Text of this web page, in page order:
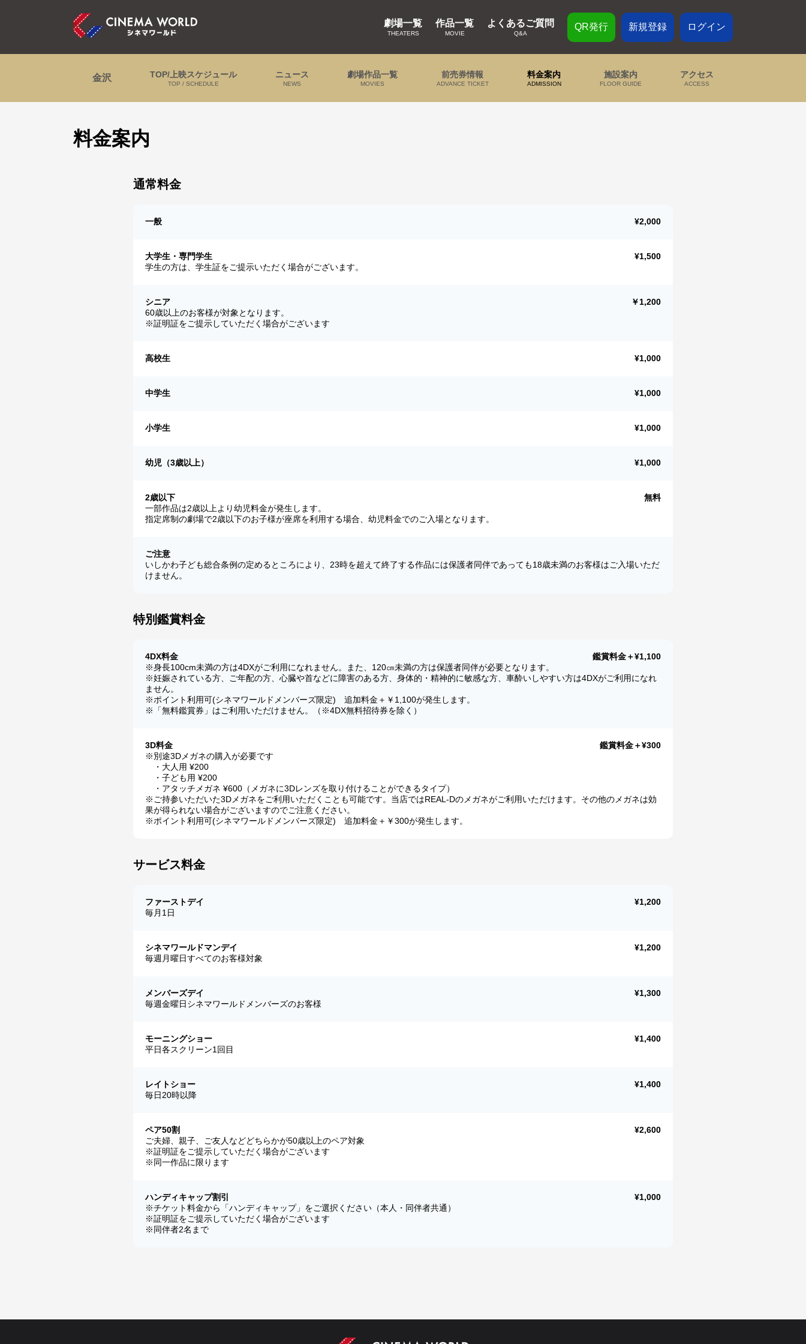
劇場一覧
THEATERS
作品一覧
MOVIE
よくあるご質問
Q&A
QR発行 新規登録 ログイン
金沢 TOP/上映スケジュール
TOP / SCHEDULE
ニュース
NEWS
劇場作品一覧
MOVIES
前売券情報
ADVANCE TICKET
料金案内
ADMISSION
施設案内
FLOOR GUIDE
アクセス
ACCESS
料金案内
通常料金
一般 ¥2,000
大学生・専門学生
¥1,500
学生の方は、学生証をご提示いただく場合がございます。
シニア
￥1,200
60歳以上のお客様が対象となります。
※証明証をご提示していただく場合がございます
高校生 ¥1,000
中学生 ¥1,000
小学生 ¥1,000
幼児（3歳以上） ¥1,000
2歳以下
無料
一部作品は2歳以上より幼児料金が発生します。
指定席制の劇場で2歳以下のお子様が座席を利用する場合、幼児料金でのご入場となります。
ご注意
いしかわ子ども総合条例の定めるところにより、23時を超えて終了する作品には保護者同伴であっても18歳未満のお客様はご入場いただ
けません。
特別鑑賞料金
4DX料金
鑑賞料金＋¥1,100
※身長100cm未満の方は4DXがご利用になれません。また、120㎝未満の方は保護者同伴が必要となります。
※妊娠されている方、ご年配の方、心臓や首などに障害のある方、身体的・精神的に敏感な方、車酔いしやすい方は4DXがご利用になれ
ません。
※ポイント利用可(シネマワールドメンバーズ限定) 追加料金＋￥1,100が発生します。
※「無料鑑賞券」はご利用いただけません。（※4DX無料招待券を除く）
3D料金
鑑賞料金＋¥300
※別途3Dメガネの購入が必要です
・大人用 ¥200
・子ども用 ¥200
・アタッチメガネ ¥600（メガネに3Dレンズを取り付けることができるタイプ）
※ご持参いただいた3Dメガネをご利用いただくことも可能です。当店ではREAL-Dのメガネがご利用いただけます。その他のメガネは効
果が得られない場合がございますのでご注意ください。
※ポイント利用可(シネマワールドメンバーズ限定) 追加料金＋￥300が発生します。
サービス料金
ファーストデイ
¥1,200
毎月1日
シネマワールドマンデイ
¥1,200
毎週月曜日すべてのお客様対象
メンバーズデイ
¥1,300
毎週金曜日シネマワールドメンバーズのお客様
モーニングショー
¥1,400
平日各スクリーン1回目
レイトショー
¥1,400
毎日20時以降
ペア50割
¥2,600
ご夫婦、親子、ご友人などどちらかが50歳以上のペア対象
※証明証をご提示していただく場合がございます
※同一作品に限ります
ハンディキャップ割引
¥1,000
※チケット料金から「ハンディキャップ」をご選択ください（本人・同伴者共通）
※証明証をご提示していただく場合がございます
※同伴者2名まで